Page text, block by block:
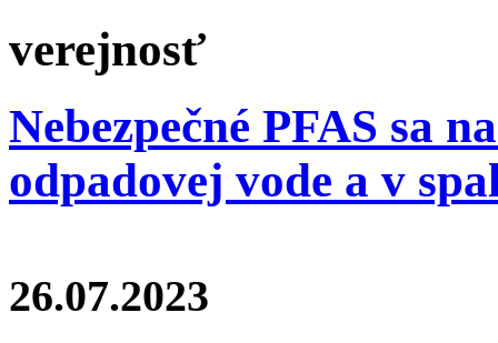
verejnosť
Nebezpečné PFAS sa
odpadovej vode a v
26.07.2023